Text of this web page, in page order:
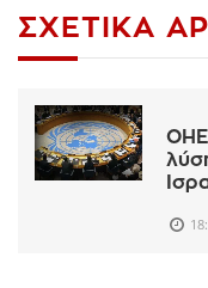
ΣΧΕΤΙΚΆ